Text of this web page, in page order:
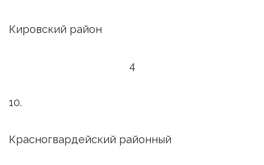
Кировский район
4
10.
Красногвардейский районный